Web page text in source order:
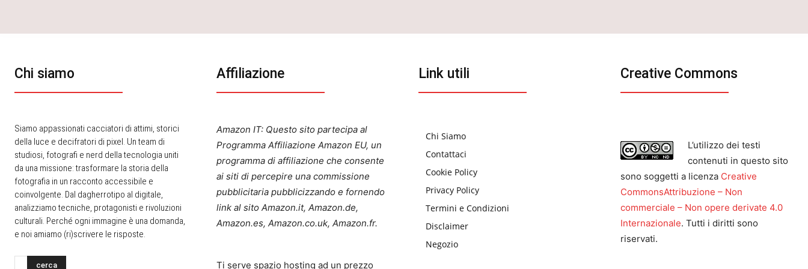
Chi siamo
Siamo appassionati cacciatori di attimi, storici
della luce e decifratori di pixel. Un team di
studiosi, fotografi e nerd della tecnologia uniti
da una missione: trasformare la storia della
fotografia in un racconto accessibile e
coinvolgente. Dal dagherrotipo al digitale,
analizziamo tecniche, protagonisti e rivoluzioni
culturali. Perché ogni immagine è una domanda,
e noi amiamo (ri)scrivere le risposte.
cerca
Affiliazione
Amazon IT: Questo sito partecipa al
Programma Affiliazione Amazon EU, un
programma di affiliazione che consente
ai siti di percepire una commissione
pubblicitaria pubblicizzando e fornendo
link al sito Amazon.it, Amazon.de,
Amazon.es, Amazon.co.uk, Amazon.fr.
Ti serve spazio hosting ad un prezzo
Link utili
Chi Siamo
Contattaci
Cookie Policy
Privacy Policy
Termini e Condizioni
Disclaimer
Negozio
Creative Commons
L’utilizzo dei testi
contenuti in questo sito
sono soggetti a licenza Creative
CommonsAttribuzione – Non
commerciale – Non opere derivate 4.0
Internazionale. Tutti i diritti sono
riservati.